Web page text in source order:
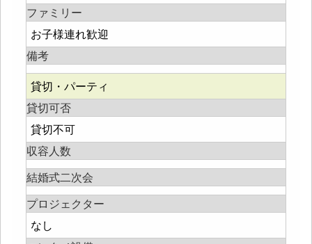
ファミリー
お子様連れ歓迎
備考
貸切・パーティ
貸切可否
貸切不可
収容人数
結婚式二次会
プロジェクター
なし